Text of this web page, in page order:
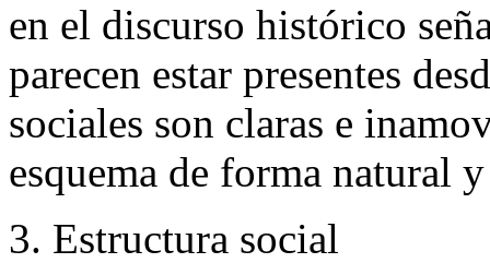
en el discurso histórico
parecen estar presentes
sociales son claras e
esquema de forma natural
3. Estructura social